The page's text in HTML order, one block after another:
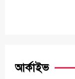
আর্কাইভ